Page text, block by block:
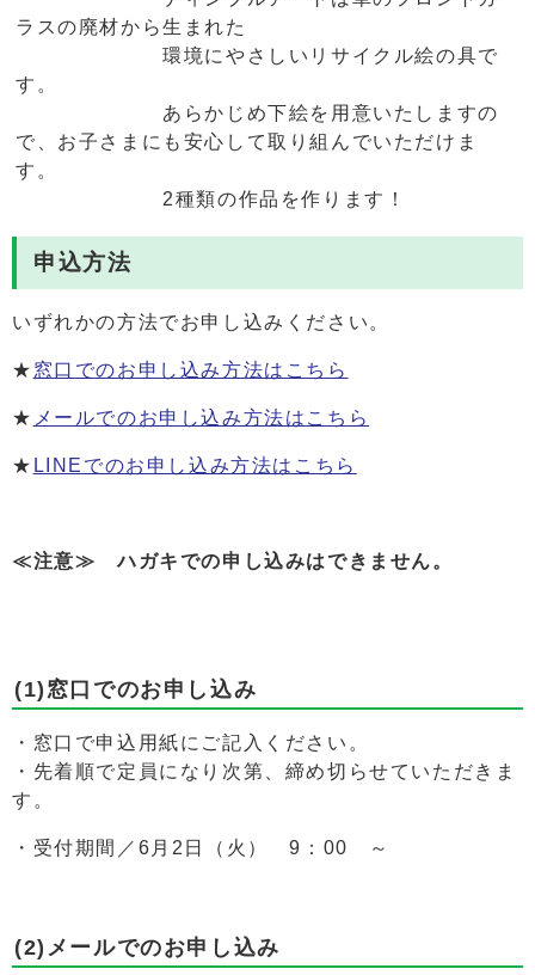
ラスの廃材から生まれた
環境にやさしいリサイクル絵の具で
す。
あらかじめ下絵を用意いたしますの
で、お子さまにも安心して取り組んでいただけま
す。
2種類の作品を作ります！
申込方法
いずれかの方法でお申し込みください。
★ 窓口でのお申し込み方法はこちら
★ メールでのお申し込み方法はこちら
★ LINEでのお申し込み方法はこちら
≪注意≫ ハガキでの申し込みはできません。
(1)窓口でのお申し込み
・窓口で申込用紙にご記入ください。
・先着順で定員になり次第、締め切らせていただきま
す。
・受付期間／6月2日（火） 9：00 ～
(2)メールでのお申し込み